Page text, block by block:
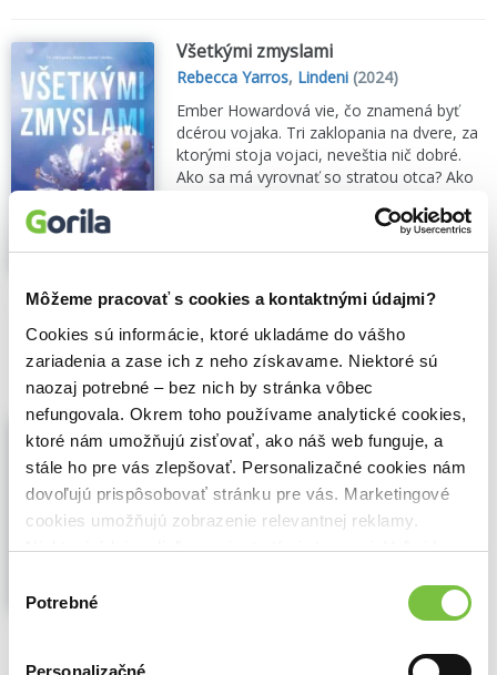
Môžeme pracovať s cookies a kontaktnými údajmi?
Cookies sú informácie, ktoré ukladáme do vášho
zariadenia a zase ich z neho získavame. Niektoré sú
naozaj potrebné – bez nich by stránka vôbec
nefungovala. Okrem toho používame analytické cookies,
ktoré nám umožňujú zisťovať, ako náš web funguje, a
stále ho pre vás zlepšovať. Personalizačné cookies nám
dovoľujú prispôsobovať stránku pre vás. Marketingové
cookies umožňujú zobrazenie relevantnej reklamy.
Niektoré údaje zdieľame aj s tretími stranami. Veľmi by
cookies.
súhlasu
Potrebné
Personalizačné
Všetkými zmyslami
Rebecca Yarros, Lindeni (2024)
Ember Howardová vie, čo znamená byť
dcérou vojaka. Tri zaklopania na dvere, za
ktorými stoja vojaci, neveštia nič dobré.
Ako sa má vyrovnať so stratou otca? Ako
upadla do zúfalstva, a o rodinu? Vtedy
🌴 Máme na sklade, posielame ihneď.
15,50€ Do košíka
Pretože ti verím
Rebecca Yarros, Ikar(2026)
Príbeh lásky a zrady od najúspešnejšej
autorky New York Times. Pred šiestimi
rokmi sa Camden Daniels vrátil z vojny bez
svojho mladšieho brata – a nikto v malom
neodpustil. Najmenej zo všetkých jeho
🌴 Máme na sklade, posielame ihneď.